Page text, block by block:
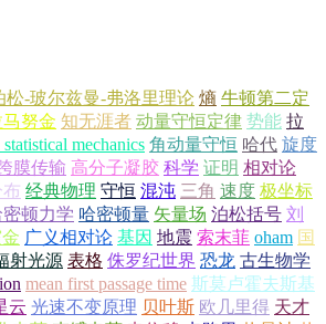
松-玻尔兹曼-弗洛里理论 熵 牛顿第二定
努金 知无涯者 动量守恒定律 势能 拉
mechanics 角动量守恒 哈代 旋度
膜传输 高分子凝胶 科学 证明 相对论
经典物理 守恒 混沌 三角 速度 极坐标
密顿力学 哈密顿量 矢量场 泊松括号 刘
广义相对论 基因 地震 索末菲 oham 国
射光源 表格 侏罗纪世界 恐龙 古生物学
mean first passage time 斯莫卢霍夫斯基
云 光速不变原理 贝叶斯 欧几里得 天才